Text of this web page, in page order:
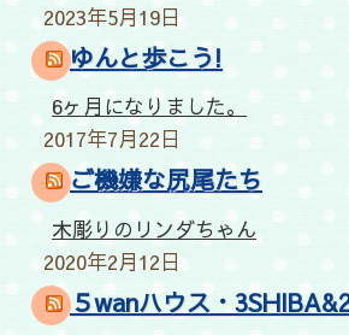
2023年5月19日
ゆんと歩こう!
6ヶ月になりました。
2017年7月22日
ご機嫌な尻尾たち
木彫りのリンダちゃん
2020年2月12日
５wanハウス・